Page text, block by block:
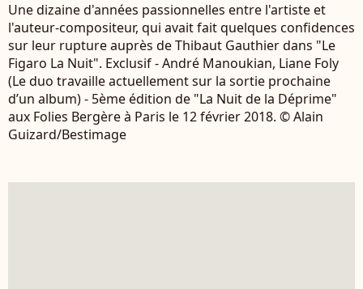
Une dizaine d'années passionnelles entre l'artiste et
l'auteur-compositeur, qui avait fait quelques confidences
sur leur rupture auprès de Thibaut Gauthier dans "Le
Figaro La Nuit". Exclusif - André Manoukian, Liane Foly
(Le duo travaille actuellement sur la sortie prochaine
d’un album) - 5ème édition de "La Nuit de la Déprime"
aux Folies Bergère à Paris le 12 février 2018. © Alain
Guizard/Bestimage